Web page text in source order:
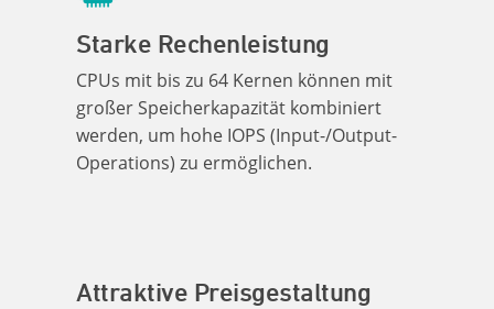
Starke Rechenleistung
CPUs mit bis zu 64 Kernen können mit
großer Speicherkapazität kombiniert
werden, um hohe IOPS (Input-/Output-
Operations) zu ermöglichen.
Attraktive Preisgestaltung